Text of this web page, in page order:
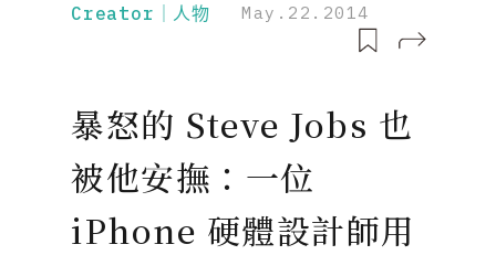
Creator｜人物 May.22.2014
暴怒的 Steve Jobs 也
被他安撫：一位
iPhone 硬體設計師用